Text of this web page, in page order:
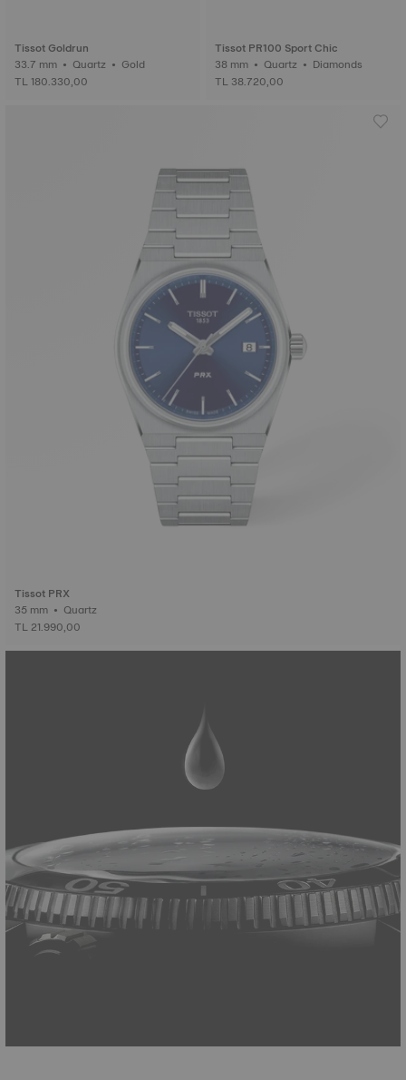
Tissot Goldrun
33.7 mm • Quartz • Gold
TL 180.330,00
Tissot PR100 Sport Chic
38 mm • Quartz • Diamonds
TL 38.720,00
Tissot PRX
35 mm • Quartz
TL 21.990,00